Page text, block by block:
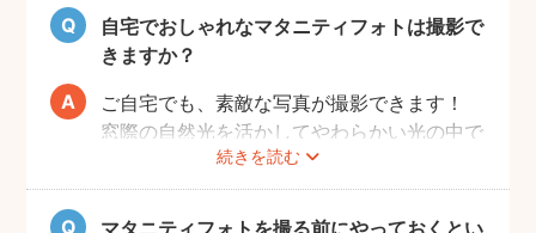
いらっしゃる方の多くに、「衣装がはずかし
い」「素肌を見られたくない」と考える方も
多いようです。
fotowaではご自宅への出張も可能ですの
で、ご夫婦らしい装いで自然体なマタニティ
フォトを撮影いただけます。
ご近所の公園でカジュアルに撮影したり、素
肌をみせる衣装ではご自宅で撮影するなど、
自宅でおしゃれなマタニティフォトは撮影で
きますか？
続きを読む
ご自宅でも、素敵な写真が撮影できます！
窓際の自然光を活かしてやわらかい光の中で
撮影するのが人気です。妊婦さんはお部屋の
お片付けも大変かと思いますが、撮影したい
場所周辺だけお片付けいただく程度で大丈夫
マタニティフォトを撮る前にやっておくとい